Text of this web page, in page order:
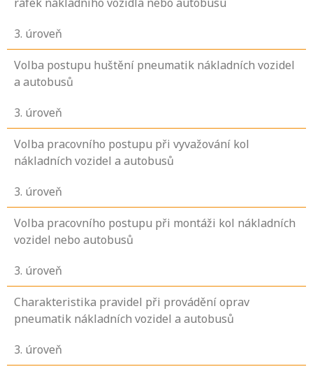
3. úroveň
Volba postupu huštění pneumatik nákladních vozidel
a autobusů
3. úroveň
Volba pracovního postupu při vyvažování kol
nákladních vozidel a autobusů
3. úroveň
Volba pracovního postupu při montáži kol nákladních
vozidel nebo autobusů
3. úroveň
Charakteristika pravidel při provádění oprav
pneumatik nákladních vozidel a autobusů
3. úroveň